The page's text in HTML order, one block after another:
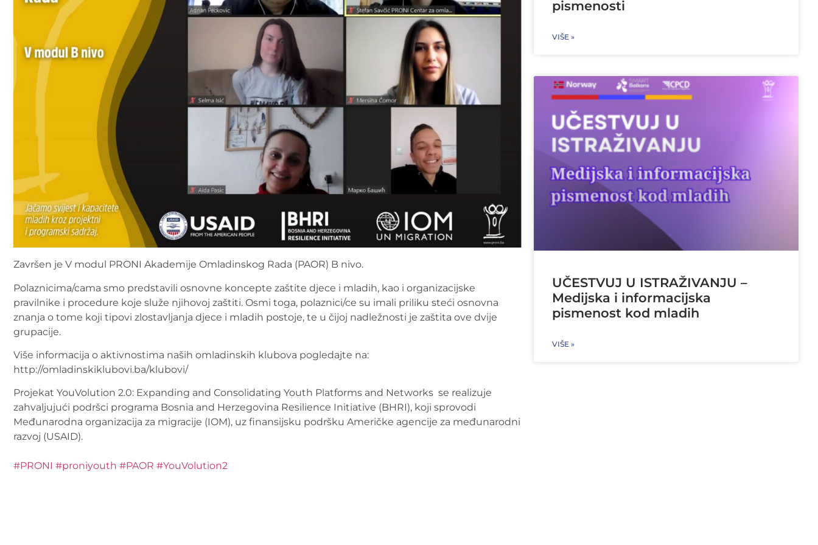
Završen je V modul PRONI Akademije Omladinskog Rada (PAOR) B nivo.
Polaznicima/cama smo predstavili osnovne koncepte zaštite djece i mladih, kao i organizacijske
pravilnike i procedure koje služe njihovoj zaštiti. Osmi toga, polaznici/ce su imali priliku steći osnovna
znanja o tome koji tipovi zlostavljanja djece i mladih postoje, te u čijoj nadležnosti je zaštita ove dvije
grupacije.
Više informacija o aktivnostima naših omladinskih klubova pogledajte na:
http://omladinskiklubovi.ba/klubovi/
Projekat YouVolution 2.0: Expanding and Consolidating Youth Platforms and Networks se realizuje
zahvaljujući podršci programa Bosnia and Herzegovina Resilience Initiative (BHRI), koji sprovodi
Međunarodna organizacija za migracije (IOM), uz finansijsku podršku Američke agencije za međunarodni
razvoj (USAID).
#PRONI #proniyouth #PAOR #YouVolution2
pismenosti
VIŠE »
UČESTVUJ U ISTRAŽIVANJU –
Medijska i informacijska
pismenost kod mladih
VIŠE »